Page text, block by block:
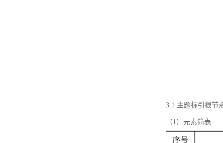
3.1 主题标引根节
（1）元素简表